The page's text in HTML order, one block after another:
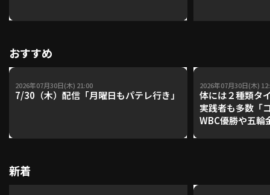
おすすめ
2026年07月30日(木) 21:00
7/30（木）配信「月曜日もパテレ行き」
2026年07月30日(木)
体には２種類タ
実践者も多数「
WBC優勝や五輪
新着